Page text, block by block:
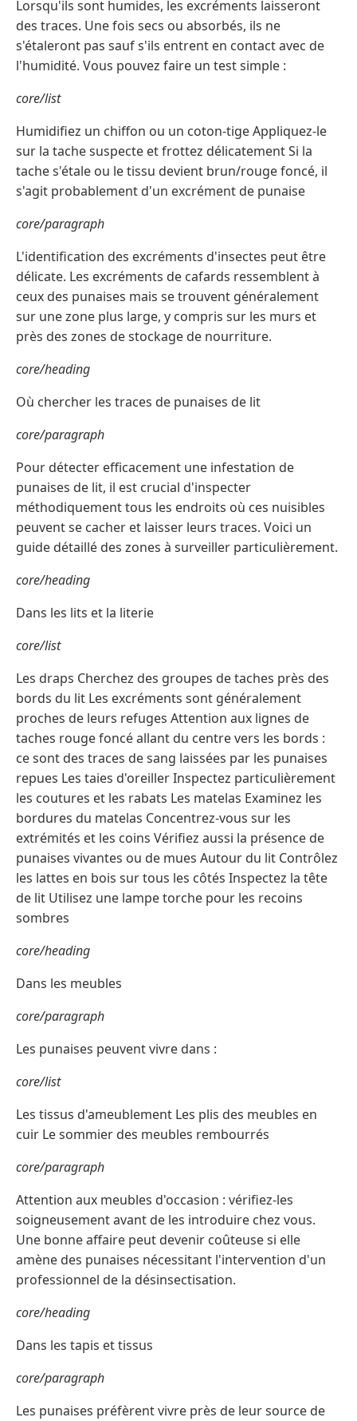
Lorsqu'ils sont humides, les excréments laisseront
des traces. Une fois secs ou absorbés, ils ne
s'étaleront pas sauf s'ils entrent en contact avec de
l'humidité. Vous pouvez faire un test simple :
core/list
Humidifiez un chiffon ou un coton-tige Appliquez-le
sur la tache suspecte et frottez délicatement Si la
tache s'étale ou le tissu devient brun/rouge foncé, il
s'agit probablement d'un excrément de punaise
core/paragraph
L'identification des excréments d'insectes peut être
délicate. Les excréments de cafards ressemblent à
ceux des punaises mais se trouvent généralement
sur une zone plus large, y compris sur les murs et
près des zones de stockage de nourriture.
core/heading
Où chercher les traces de punaises de lit
core/paragraph
Pour détecter efficacement une infestation de
punaises de lit, il est crucial d'inspecter
méthodiquement tous les endroits où ces nuisibles
peuvent se cacher et laisser leurs traces. Voici un
guide détaillé des zones à surveiller particulièrement.
core/heading
Dans les lits et la literie
core/list
Les draps Cherchez des groupes de taches près des
bords du lit Les excréments sont généralement
proches de leurs refuges Attention aux lignes de
taches rouge foncé allant du centre vers les bords :
ce sont des traces de sang laissées par les punaises
repues Les taies d'oreiller Inspectez particulièrement
les coutures et les rabats Les matelas Examinez les
bordures du matelas Concentrez-vous sur les
extrémités et les coins Vérifiez aussi la présence de
punaises vivantes ou de mues Autour du lit Contrôlez
les lattes en bois sur tous les côtés Inspectez la tête
de lit Utilisez une lampe torche pour les recoins
sombres
core/heading
Dans les meubles
core/paragraph
Les punaises peuvent vivre dans :
core/list
Les tissus d'ameublement Les plis des meubles en
cuir Le sommier des meubles rembourrés
core/paragraph
Attention aux meubles d'occasion : vérifiez-les
soigneusement avant de les introduire chez vous.
Une bonne affaire peut devenir coûteuse si elle
amène des punaises nécessitant l'intervention d'un
professionnel de la désinsectisation.
core/heading
Dans les tapis et tissus
core/paragraph
Les punaises préfèrent vivre près de leur source de